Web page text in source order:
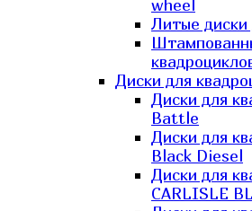
wheel
Литые диски
Диски для
Диски для
Battle
Диски для
Black Diesel
Диски для
CARLISLE